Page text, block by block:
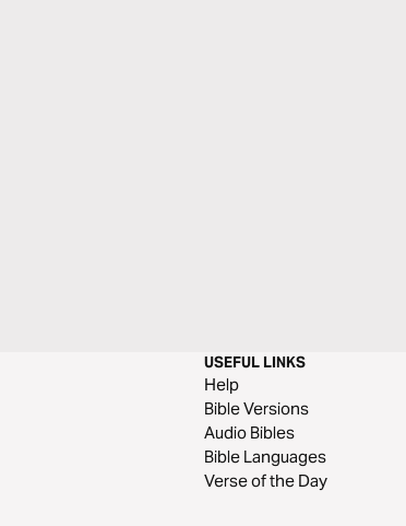
USEFUL LINKS
Help
Bible Versions
Audio Bibles
Bible Languages
Verse of the Day